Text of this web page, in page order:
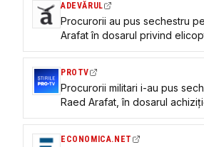
achite tot statului
ADEVĂRUL
Procurorii au pus sechestru
Arafat în dosarul privind
Reacția șefului DSU
PROTV
Procurorii militari i-au pus
Raed Arafat, în dosarul
SMURD
ECONOMICA.NET